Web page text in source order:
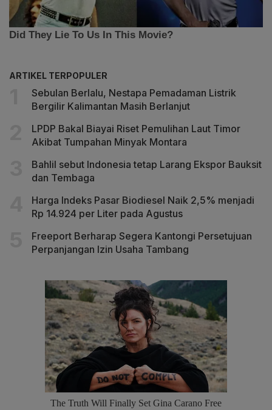
ARTIKEL TERPOPULER
Sebulan Berlalu, Nestapa Pemadaman Listrik
Bergilir Kalimantan Masih Berlanjut
LPDP Bakal Biayai Riset Pemulihan Laut Timor
Akibat Tumpahan Minyak Montara
Bahlil sebut Indonesia tetap Larang Ekspor Bauksit
dan Tembaga
Harga Indeks Pasar Biodiesel Naik 2,5% menjadi
Rp 14.924 per Liter pada Agustus
Freeport Berharap Segera Kantongi Persetujuan
Perpanjangan Izin Usaha Tambang